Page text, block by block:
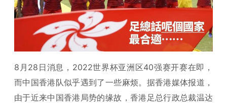
8月28日消息，2022世界杯亚洲区40强赛开赛在即，
而中国香港队似乎遇到了一些麻烦。据香港媒体报道，
由于近来中国香港局势的缘故，香港足总行政总裁温达